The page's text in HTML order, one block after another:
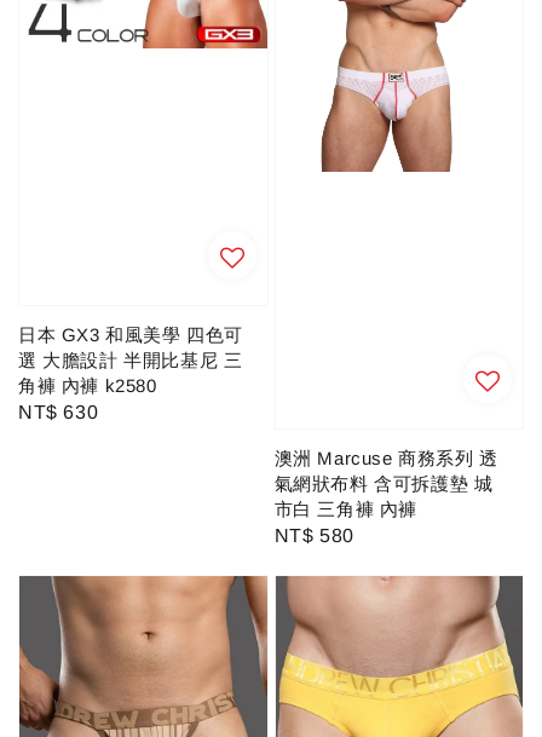
日本 GX3 和風美學 四色可
選 大膽設計 半開比基尼 三
角褲 內褲 k2580
Regular
NT$ 630
澳洲 Marcuse 商務系列 透
氣網狀布料 含可拆護墊 城
市白 三角褲 內褲
Regular
NT$ 580